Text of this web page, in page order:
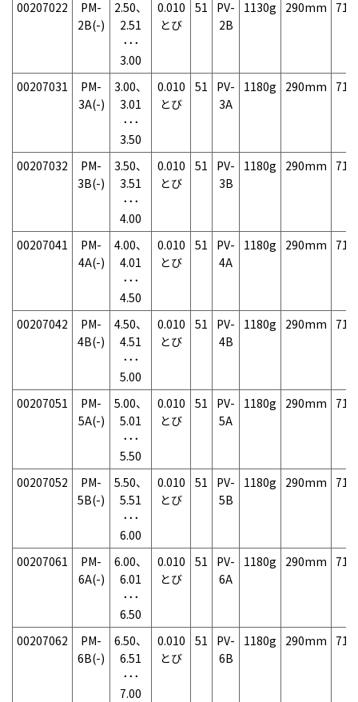
00207022
PM-
2B(-)
2.50、
2.51
･･･
3.00
0.010
とび
51
PV-
2B
1130g 290mm
00207031
PM-
3A(-)
3.00、
3.01
･･･
3.50
0.010
とび
51
PV-
3A
1180g 290mm
00207032
PM-
3B(-)
3.50、
3.51
･･･
4.00
0.010
とび
51
PV-
3B
1180g 290mm
00207041
PM-
4A(-)
4.00、
4.01
･･･
4.50
0.010
とび
51
PV-
4A
1180g 290mm
00207042
PM-
4B(-)
4.50、
4.51
･･･
5.00
0.010
とび
51
PV-
4B
1180g 290mm
00207051
PM-
5A(-)
5.00、
5.01
･･･
5.50
0.010
とび
51
PV-
5A
1180g 290mm
00207052
PM-
5B(-)
5.50、
5.51
･･･
6.00
0.010
とび
51
PV-
5B
1180g 290mm
00207061
PM-
6A(-)
6.00、
6.01
･･･
6.50
0.010
とび
51
PV-
6A
1180g 290mm
00207062
PM-
6B(-)
6.50、
6.51
･･･
7.00
0.010
とび
51
PV-
6B
1180g 290mm